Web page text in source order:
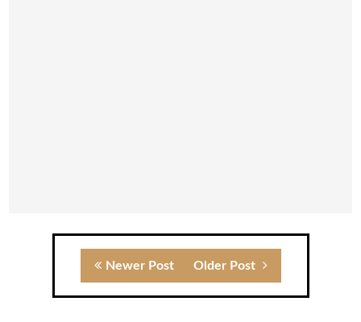
Newer Post Older Post